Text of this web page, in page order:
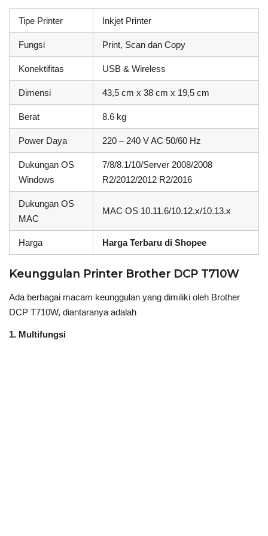
Tipe Printer Inkjet Printer
Fungsi Print, Scan dan Copy
Konektifitas USB & Wireless
Dimensi 43,5 cm x 38 cm x 19,5 cm
Berat 8.6 kg
Power Daya 220 – 240 V AC 50/60 Hz
Dukungan OS
Windows
7/8/8.1/10/Server 2008/2008
R2/2012/2012 R2/2016
Dukungan OS
MAC
MAC OS 10.11.6/10.12.x/10.13.x
Harga Harga Terbaru di Shopee
Keunggulan Printer Brother DCP T710W
Ada berbagai macam keunggulan yang dimiliki oleh Brother
DCP T710W, diantaranya adalah
1. Multifungsi